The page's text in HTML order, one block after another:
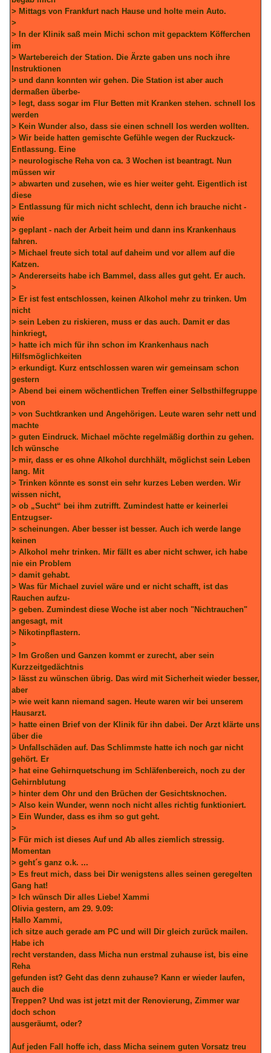
> Mittags von Frankfurt nach Hause und holte mein Auto.
>
> In der Klinik saß mein Michi schon mit gepacktem Köfferchen
im
> Wartebereich der Station. Die Ärzte gaben uns noch ihre
Instruktionen
> und dann konnten wir gehen. Die Station ist aber auch
dermaßen überbe-
> legt, dass sogar im Flur Betten mit Kranken stehen. schnell los
werden
> Kein Wunder also, dass sie einen schnell los werden wollten.
> Wir beide hatten gemischte Gefühle wegen der Ruckzuck-
Entlassung. Eine
> neurologische Reha von ca. 3 Wochen ist beantragt. Nun
müssen wir
> abwarten und zusehen, wie es hier weiter geht. Eigentlich ist
diese
> Entlassung für mich nicht schlecht, denn ich brauche nicht -
wie
> geplant - nach der Arbeit heim und dann ins Krankenhaus
fahren.
> Michael freute sich total auf daheim und vor allem auf die
Katzen.
> Andererseits habe ich Bammel, dass alles gut geht. Er auch.
>
> Er ist fest entschlossen, keinen Alkohol mehr zu trinken. Um
nicht
> sein Leben zu riskieren, muss er das auch. Damit er das
hinkriegt,
> hatte ich mich für ihn schon im Krankenhaus nach
Hilfsmöglichkeiten
> erkundigt. Kurz entschlossen waren wir gemeinsam schon
gestern
> Abend bei einem wöchentlichen Treffen einer Selbsthilfegruppe
von
> von Suchtkranken und Angehörigen. Leute waren sehr nett und
machte
> guten Eindruck. Michael möchte regelmäßig dorthin zu gehen.
Ich wünsche
> mir, dass er es ohne Alkohol durchhält, möglichst sein Leben
lang. Mit
> Trinken könnte es sonst ein sehr kurzes Leben werden. Wir
wissen nicht,
> ob „Sucht“ bei ihm zutrifft. Zumindest hatte er keinerlei
Entzugser-
> scheinungen. Aber besser ist besser. Auch ich werde lange
keinen
> Alkohol mehr trinken. Mir fällt es aber nicht schwer, ich habe
nie ein Problem
> damit gehabt.
> Was für Michael zuviel wäre und er nicht schafft, ist das
Rauchen aufzu-
> geben. Zumindest diese Woche ist aber noch "Nichtrauchen"
angesagt, mit
> Nikotinpflastern.
>
> Im Großen und Ganzen kommt er zurecht, aber sein
Kurzzeitgedächtnis
> lässt zu wünschen übrig. Das wird mit Sicherheit wieder besser,
aber
> wie weit kann niemand sagen. Heute waren wir bei unserem
Hausarzt.
> hatte einen Brief von der Klinik für ihn dabei. Der Arzt klärte uns
über die
> Unfallschäden auf. Das Schlimmste hatte ich noch gar nicht
gehört. Er
> hat eine Gehirnquetschung im Schläfenbereich, noch zu der
Gehirnblutung
> hinter dem Ohr und den Brüchen der Gesichtsknochen.
> Also kein Wunder, wenn noch nicht alles richtig funktioniert.
> Ein Wunder, dass es ihm so gut geht.
>
> Für mich ist dieses Auf und Ab alles ziemlich stressig.
Momentan
> geht´s ganz o.k. ...
> Es freut mich, dass bei Dir wenigstens alles seinen geregelten
Gang hat!
> Ich wünsch Dir alles Liebe! Xammi
Olivia gestern, am 29. 9.09:
Hallo Xammi,
ich sitze auch gerade am PC und will Dir gleich zurück mailen.
Habe ich
recht verstanden, dass Micha nun erstmal zuhause ist, bis eine
Reha
gefunden ist? Geht das denn zuhause? Kann er wieder laufen,
auch die
Treppen? Und was ist jetzt mit der Renovierung, Zimmer war
doch schon
ausgeräumt, oder?
Auf jeden Fall hoffe ich, dass Micha seinem guten Vorsatz treu